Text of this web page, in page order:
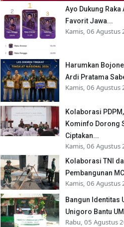
Ayo Dukung
Favorit Jawa...
Kamis, 06 Agustus
Harumkan
Ardi Pratama
Kamis, 06 Agustus
Kolaborasi
Kominfo Dorong
Ciptakan...
Kamis, 06 Agustus
Kolaborasi TNI
Pembangunan
Kamis, 06 Agustus
Bangun Identitas
Unigoro Bantu
Rabu, 05 Agustus